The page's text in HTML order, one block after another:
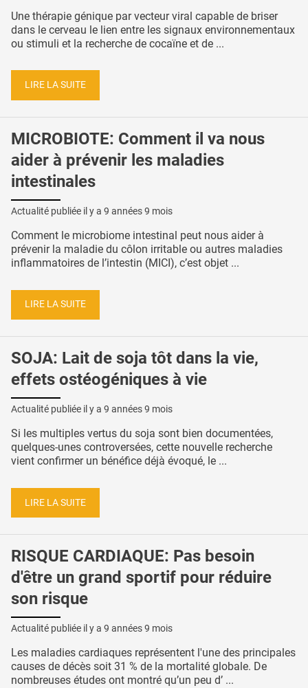
Une thérapie génique par vecteur viral capable de briser
dans le cerveau le lien entre les signaux environnementaux
ou stimuli et la recherche de cocaïne et de ...
LIRE LA SUITE
MICROBIOTE: Comment il va nous
aider à prévenir les maladies
intestinales
Actualité publiée il y a 9 années 9 mois
Comment le microbiome intestinal peut nous aider à
prévenir la maladie du côlon irritable ou autres maladies
inflammatoires de l’intestin (MICI), c’est objet ...
LIRE LA SUITE
SOJA: Lait de soja tôt dans la vie,
effets ostéogéniques à vie
Actualité publiée il y a 9 années 9 mois
Si les multiples vertus du soja sont bien documentées,
quelques-unes controversées, cette nouvelle recherche
vient confirmer un bénéfice déjà évoqué, le ...
LIRE LA SUITE
RISQUE CARDIAQUE: Pas besoin
d'être un grand sportif pour réduire
son risque
Actualité publiée il y a 9 années 9 mois
Les maladies cardiaques représentent l'une des principales
causes de décès soit 31 % de la mortalité globale. De
nombreuses études ont montré qu’un peu d’ ...